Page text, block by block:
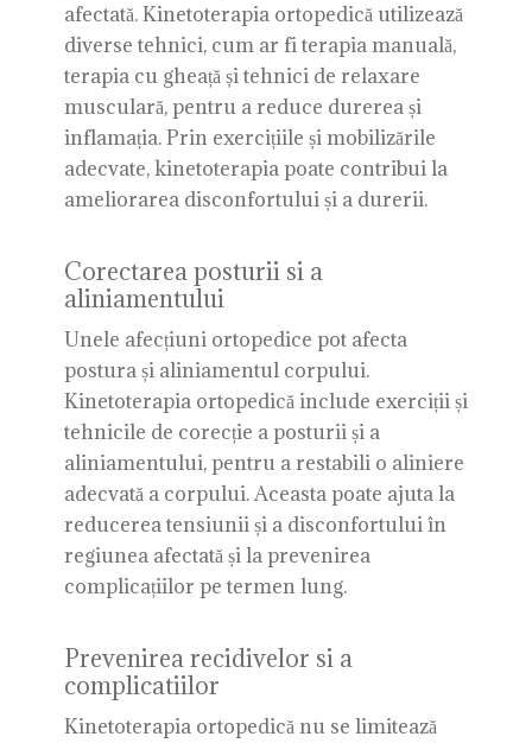
afectată. Kinetoterapia ortopedică utilizează
diverse tehnici, cum ar fi terapia manuală,
terapia cu gheață și tehnici de relaxare
musculară, pentru a reduce durerea și
inflamația. Prin exercițiile și mobilizările
adecvate, kinetoterapia poate contribui la
ameliorarea disconfortului și a durerii.
Corectarea posturii si a
aliniamentului
Unele afecțiuni ortopedice pot afecta
postura și aliniamentul corpului.
Kinetoterapia ortopedică include exerciții și
tehnicile de corecție a posturii și a
aliniamentului, pentru a restabili o aliniere
adecvată a corpului. Aceasta poate ajuta la
reducerea tensiunii și a disconfortului în
regiunea afectată și la prevenirea
complicațiilor pe termen lung.
Prevenirea recidivelor si a
complicatiilor
Kinetoterapia ortopedică nu se limitează